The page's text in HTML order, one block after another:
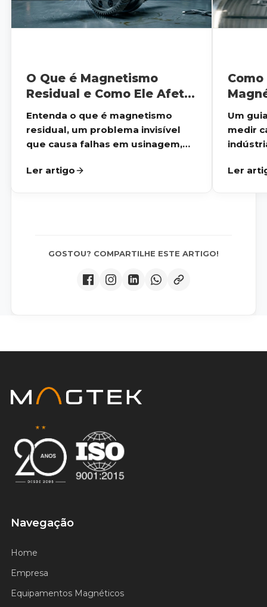
O Que é Magnetismo
Residual e Como Ele Afeta
Processos Industriais
Entenda o que é magnetismo
residual, um problema invisível
que causa falhas em usinagem,
Ler artigo
na
que
Um
medir
Ler
GOSTOU? COMPARTILHE ESTE ARTIGO!
Certificado ISO 9001
Navegação
Home
Empresa
Equipamentos Magnéticos